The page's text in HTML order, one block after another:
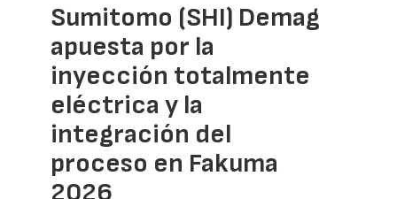
Sumitomo (SHI) Demag
apuesta por la
inyección totalmente
eléctrica y la
integración del
proceso en Fakuma